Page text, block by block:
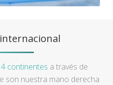
continentes a través de
son nuestra mano derecha